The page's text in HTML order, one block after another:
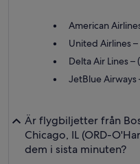
American
United Airlines
Delta Air Lines –
JetBlue Airways
Är flygbiljetter från
Chicago, IL (ORD-
dem i sista minuten?